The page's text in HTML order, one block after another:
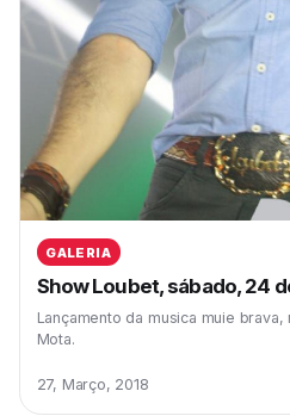
GALERIA
Show Loubet, sábado, 24
Lançamento da musica muie
Mota.
27, Março, 2018